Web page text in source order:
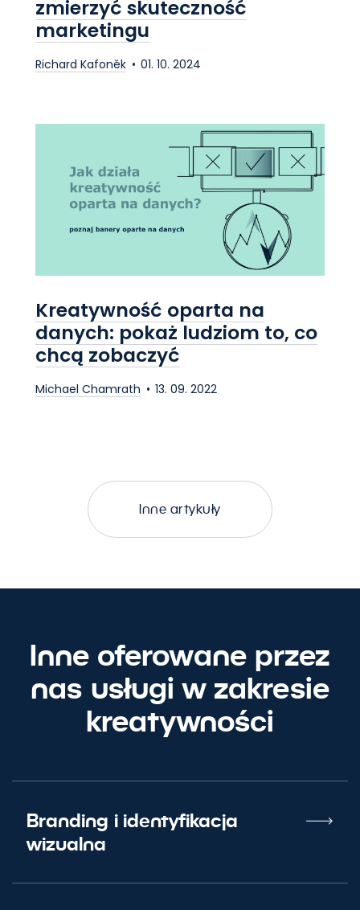
zmierzyć skuteczność
marketingu
Richard Kafoněk 01. 10. 2024
Kreatywność oparta na
danych: pokaż ludziom to, co
chcą zobaczyć
Michael Chamrath 13. 09. 2022
Inne artykuły
Inne oferowane przez
nas usługi w zakresie
kreatywności
Branding i identyfikacja
wizualna